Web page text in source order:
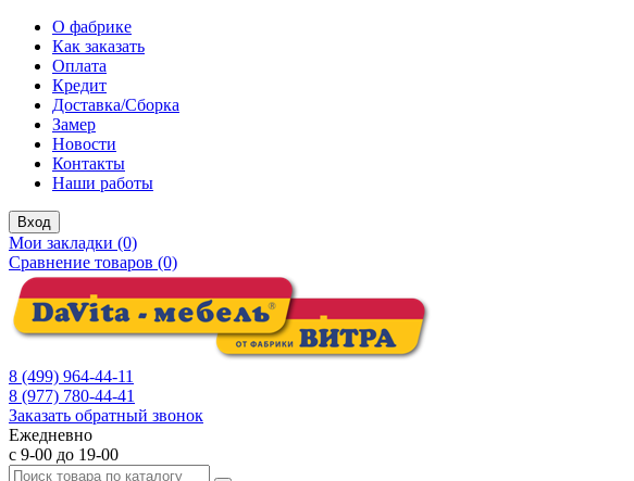
О фабрике
Как заказать
Оплата
Кредит
Доставка/Сборка
Замер
Новости
Контакты
Наши работы
Вход
Мои закладки (0)
Сравнение товаров (0)
8 (499) 964-44-11
8 (977) 780-44-41
Заказать обратный звонок
Ежедневно
с 9-00 до 19-00